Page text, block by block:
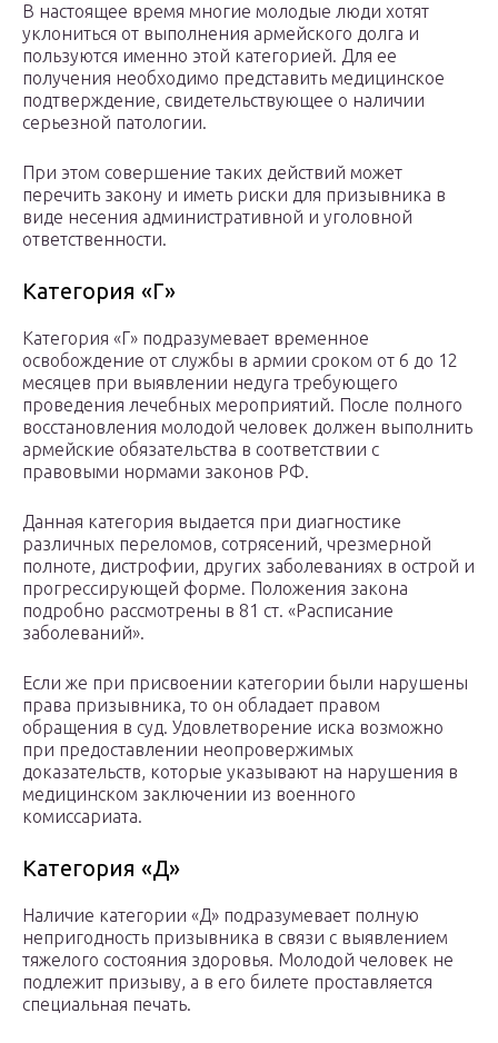
В настоящее время многие молодые люди хотят
уклониться от выполнения армейского долга и
пользуются именно этой категорией. Для ее
получения необходимо представить медицинское
подтверждение, свидетельствующее о наличии
серьезной патологии.
При этом совершение таких действий может
перечить закону и иметь риски для призывника в
виде несения административной и уголовной
ответственности.
Категория «Г»
Категория «Г» подразумевает временное
освобождение от службы в армии сроком от 6 до 12
месяцев при выявлении недуга требующего
проведения лечебных мероприятий. После полного
восстановления молодой человек должен выполнить
армейские обязательства в соответствии с
правовыми нормами законов РФ.
Данная категория выдается при диагностике
различных переломов, сотрясений, чрезмерной
полноте, дистрофии, других заболеваниях в острой и
прогрессирующей форме. Положения закона
подробно рассмотрены в 81 ст. «Расписание
заболеваний».
Если же при присвоении категории были нарушены
права призывника, то он обладает правом
обращения в суд. Удовлетворение иска возможно
при предоставлении неопровержимых
доказательств, которые указывают на нарушения в
медицинском заключении из военного
комиссариата.
Категория «Д»
Наличие категории «Д» подразумевает полную
непригодность призывника в связи с выявлением
тяжелого состояния здоровья. Молодой человек не
подлежит призыву, а в его билете проставляется
специальная печать.